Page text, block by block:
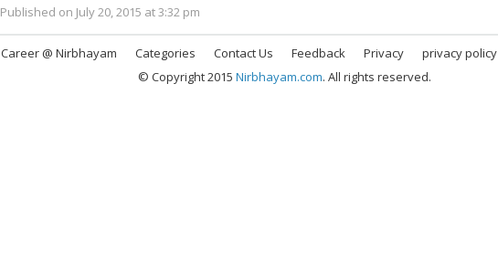
Published on July 20, 2015 at 3:32 pm
Career @ Nirbhayam Categories Contact Us Feedback Privacy privacy policy
© Copyright 2015 Nirbhayam.com. All rights reserved.